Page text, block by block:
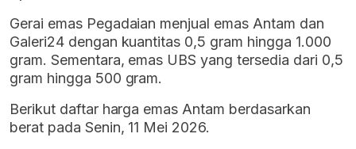
Gerai emas Pegadaian menjual emas Antam dan
Galeri24 dengan kuantitas 0,5 gram hingga 1.000
gram. Sementara, emas UBS yang tersedia dari 0,5
gram hingga 500 gram.
Berikut daftar harga emas Antam berdasarkan
berat pada Senin, 11 Mei 2026.